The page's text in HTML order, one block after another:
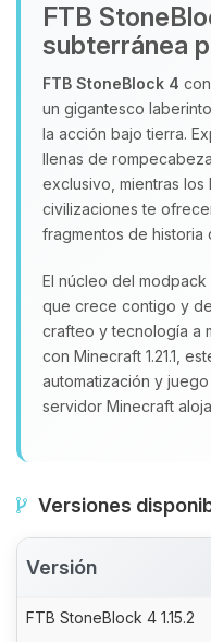
FTB
subterránea
FTB StoneBlock 4
un gigantesco
la acción bajo tierra.
llenas de
exclusivo, mientras
civilizaciones te
fragmentos de historia
El núcleo del
que crece contigo y
crafteo y tecnología a
con Minecraft 1.21.1,
automatización y
servidor Minecraft
Versiones
Versión
FTB StoneBlock 4 1.15.2
09/08/2026